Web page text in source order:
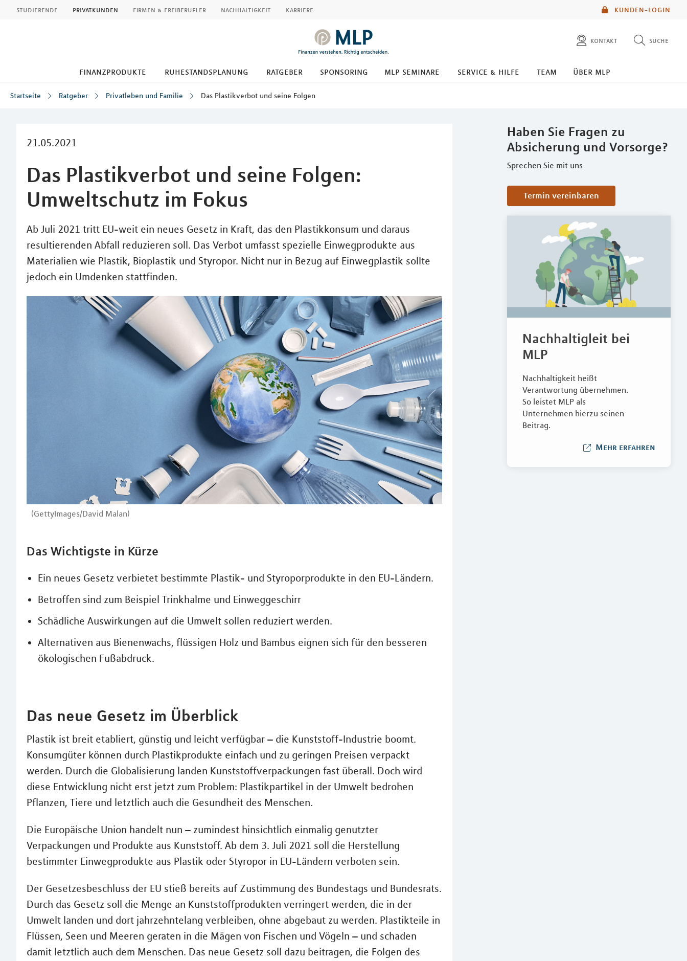
KUNDEN-LOGIN
studierende privatkunden firmen & freiberufler nachhaltigkeit karriere
kontakt suche
diese website durchsuchen
finanzprodukte ruhestandsplanung ratgeber sponsoring mlp seminare service & hilfe team über mlp
Startseite Ratgeber Privatleben und Familie Das Plastikverbot und seine Folgen
21.05.2021
Das Plastikverbot und seine Folgen:
Umweltschutz im Fokus
Ab Juli 2021 tritt EU-weit ein neues Gesetz in Kraft, das den Plastikkonsum und daraus
resultierenden Abfall reduzieren soll. Das Verbot umfasst spezielle Einwegprodukte aus
Materialien wie Plastik, Bioplastik und Styropor. Nicht nur in Bezug auf Einwegplastik sollte
jedoch ein Umdenken stattfinden.
(GettyImages/David Malan)
Haben Sie Fragen zu
Absicherung und Vorsorge?
Sprechen Sie mit uns
Termin vereinbaren
Nachhaltigleit bei
MLP
Nachhaltigkeit heißt
Verantwortung übernehmen.
So leistet MLP als
Unternehmen hierzu seinen
Beitrag.
Mehr erfahren
Das Wichtigste in Kürze
Ein neues Gesetz verbietet bestimmte Plastik- und Styroporprodukte in den EU-Ländern.
Betroffen sind zum Beispiel Trinkhalme und Einweggeschirr
Schädliche Auswirkungen auf die Umwelt sollen reduziert werden.
Alternativen aus Bienenwachs, flüssigen Holz und Bambus eignen sich für den besseren
ökologischen Fußabdruck.
Das neue Gesetz im Überblick
Plastik ist breit etabliert, günstig und leicht verfügbar – die Kunststoff-Industrie boomt.
Konsumgüter können durch Plastikprodukte einfach und zu geringen Preisen verpackt
werden. Durch die Globalisierung landen Kunststoffverpackungen fast überall. Doch wird
diese Entwicklung nicht erst jetzt zum Problem: Plastikpartikel in der Umwelt bedrohen
Pflanzen, Tiere und letztlich auch die Gesundheit des Menschen.
Die Europäische Union handelt nun – zumindest hinsichtlich einmalig genutzter
Verpackungen und Produkte aus Kunststoff. Ab dem 3. Juli 2021 soll die Herstellung
bestimmter Einwegprodukte aus Plastik oder Styropor in EU-Ländern verboten sein.
Der Gesetzesbeschluss der EU stieß bereits auf Zustimmung des Bundestags und Bundesrats.
Durch das Gesetz soll die Menge an Kunststoffprodukten verringert werden, die in der
Umwelt landen und dort jahrzehntelang verbleiben, ohne abgebaut zu werden. Plastikteile in
Flüssen, Seen und Meeren geraten in die Mägen von Fischen und Vögeln – und schaden
damit letztlich auch dem Menschen. Das neue Gesetz soll dazu beitragen, die Folgen des